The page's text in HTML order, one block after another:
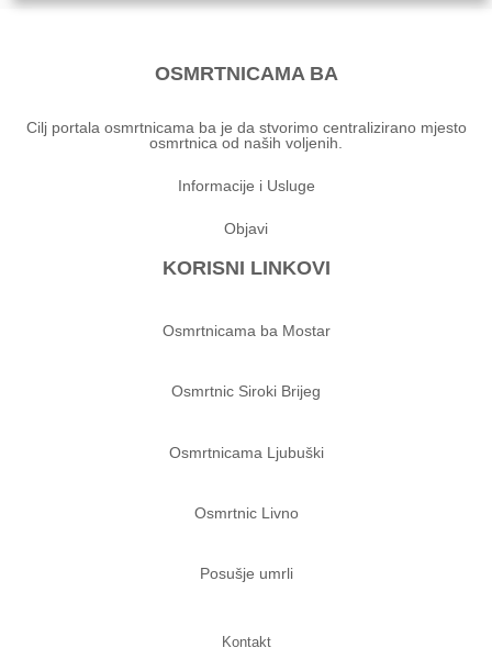
OSMRTNICAMA BA
Cilj portala osmrtnicama ba je da stvorimo centralizirano mjesto
osmrtnica od naših voljenih.
Informacije i Usluge
Objavi
KORISNI LINKOVI
Osmrtnicama ba Mostar
Osmrtnic Siroki Brijeg
Osmrtnicama Ljubuški
Osmrtnic Livno
Posušje umrli
Kontakt